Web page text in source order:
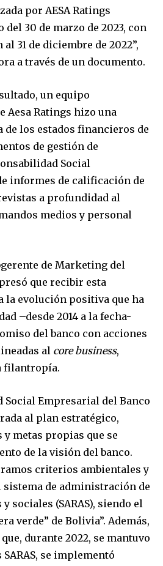
por AESA Ratings
30 de marzo de 2023, con
31 de diciembre de 2022”,
a través de un documento.
un equipo
Ratings hizo una
de los estados financieros de
de gestión de
Social
informes de calificación de
a profundidad al
medios y personal
de Marketing del
que recibir esta
la evolución positiva que ha
–desde 2014 a la fecha-
del banco con acciones
al core business,
filantropía.
Social Empresarial del Banco
al plan estratégico,
y metas propias que se
de la visión del banco.
criterios ambientales y
sistema de administración de
sociales (SARAS), siendo el
verde” de Bolivia”. Además,
durante 2022, se mantuvo
se implementó